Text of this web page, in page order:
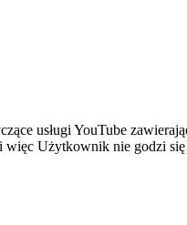
usługi YouTube
Użytkownik nie godzi się